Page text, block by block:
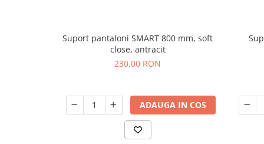
Suport pantaloni SMART 800 mm, soft
close, antracit
230,00 RON
ADAUGA IN COS